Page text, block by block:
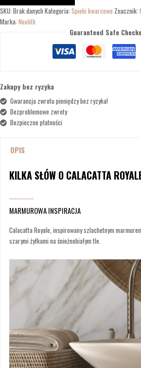
SKU: Brak danych Kategoria: Spieki kwarcowe Znacznik:
Marka: Neolith
Guaranteed Safe
Zakupy bez ryzyka
Gwarancja zwrotu pieniędzy bez ryzyka!
Bezproblemowe zwroty
Bezpieczne płatności
OPIS
KILKA SŁÓW O CALACATTA
MARMUROWA INSPIRACJA
Calacatta Royale, inspirowany szlachetnym
szarymi żyłkami na śnieżnobiałym tle.